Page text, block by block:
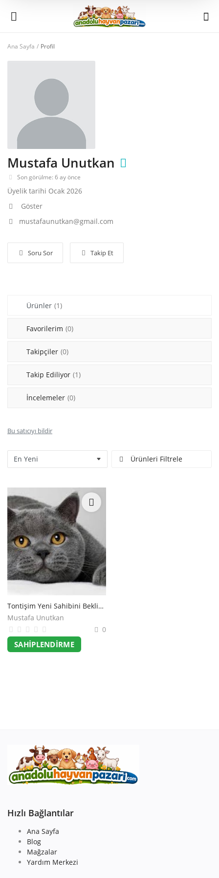
Şimdi
Ana Menü
Kategoriler
Favorilerim
İletişim
Blog
Kayıt Ol
Ana Sayfa Profil
Mustafa Unutkan
Son görülme: 6 ay önce
Üyelik tarihi Ocak 2026
Göster
mustafaunutkan@gmail.com
Soru Sor Takip Et
Ürünler (1)
Favorilerim (0)
Takipçiler (0)
Takip Ediliyor (1)
İncelemeler (0)
Bu satıcıyı bildir
Ürünleri Filtrele
Tontişim Yeni Sahibini Bekliyor
Mustafa Unutkan
0
SAHIPLENDIRME
Hızlı Bağlantılar
Ana Sayfa
Blog
Mağzalar
Yardım Merkezi